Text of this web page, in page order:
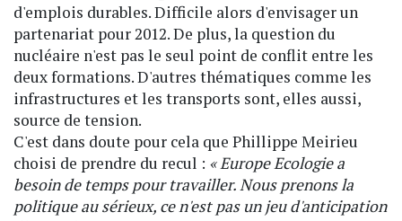
d'emplois durables. Difficile alors d'envisager un
partenariat pour 2012. De plus, la question du
nucléaire n'est pas le seul point de conflit entre les
deux formations. D'autres thématiques comme les
infrastructures et les transports sont, elles aussi,
source de tension.
C'est dans doute pour cela que Phillippe Meirieu
choisi de prendre du recul : « Europe Ecologie a
besoin de temps pour travailler. Nous prenons la
politique au sérieux, ce n'est pas un jeu d'anticipation